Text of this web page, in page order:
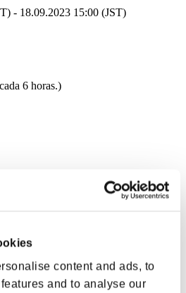
content and ads, to
and to analyse our
- 18.09.2023 15:00 (JST)
6 horas.)